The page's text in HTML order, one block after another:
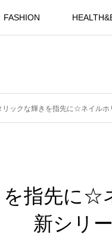
FASHION
リックな輝きを指先に☆ネイル
指先に☆
新シリ